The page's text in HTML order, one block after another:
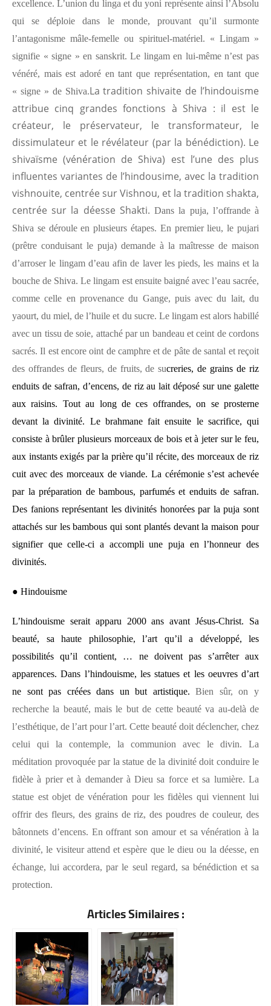
excellence. L’union du linga et du yoni représente ainsi l’Absolu
qui se déploie dans le monde, prouvant qu’il surmonte
l’antagonisme mâle-femelle ou spirituel-matériel. « Lingam »
signifie « signe » en sanskrit. Le lingam en lui-même n’est pas
vénéré, mais est adoré en tant que représentation, en tant que
« signe » de Shiva.La tradition shivaite de l’hindouisme
attribue cinq grandes fonctions à Shiva : il est le
créateur, le préservateur, le transformateur, le
dissimulateur et le révélateur (par la bénédiction). Le
shivaïsme (vénération de Shiva) est l’une des plus
influentes variantes de l’hindousime, avec la tradition
vishnouite, centrée sur Vishnou, et la tradition shakta,
centrée sur la déesse Shakti.Dans la puja, l’offrande à
Shiva se déroule en plusieurs étapes. En premier lieu, le pujari
(prêtre conduisant le puja) demande à la maîtresse de maison
d’arroser le lingam d’eau afin de laver les pieds, les mains et la
bouche de Shiva. Le lingam est ensuite baigné avec l’eau sacrée,
comme celle en provenance du Gange, puis avec du lait, du
yaourt, du miel, de l’huile et du sucre. Le lingam est alors habillé
avec un tissu de soie, attaché par un bandeau et ceint de cordons
sacrés. Il est encore oint de camphre et de pâte de santal et reçoit
des offrandes de fleurs, de fruits, de sucreries, de grains de riz
enduits de safran, d’encens, de riz au lait déposé sur une galette
aux raisins. Tout au long de ces offrandes, on se prosterne
devant la divinité. Le brahmane fait ensuite le sacrifice, qui
consiste à brûler plusieurs morceaux de bois et à jeter sur le feu,
aux instants exigés par la prière qu’il récite, des morceaux de riz
cuit avec des morceaux de viande. La cérémonie s’est achevée
par la préparation de bambous, parfumés et enduits de safran.
Des fanions représentant les divinités honorées par la puja sont
attachés sur les bambous qui sont plantés devant la maison pour
signifier que celle-ci a accompli une puja en l’honneur des
divinités.
● Hindouisme
L’hindouisme serait apparu 2000 ans avant Jésus-Christ. Sa
beauté, sa haute philosophie, l’art qu’il a développé, les
possibilités qu’il contient, … ne doivent pas s’arrêter aux
apparences. Dans l’hindouisme, les statues et les oeuvres d’art
ne sont pas créées dans un but artistique.Bien sûr, on y
recherche la beauté, mais le but de cette beauté va au-delà de
l’esthétique, de l’art pour l’art. Cette beauté doit déclencher, chez
celui qui la contemple, la communion avec le divin. La
méditation provoquée par la statue de la divinité doit conduire le
fidèle à prier et à demander à Dieu sa force et sa lumière. La
statue est objet de vénération pour les fidèles qui viennent lui
offrir des fleurs, des grains de riz, des poudres de couleur, des
bâtonnets d’encens. En offrant son amour et sa vénération à la
divinité, le visiteur attend et espère que le dieu ou la déesse, en
échange, lui accordera, par le seul regard, sa bénédiction et sa
protection.
Articles Similaires :